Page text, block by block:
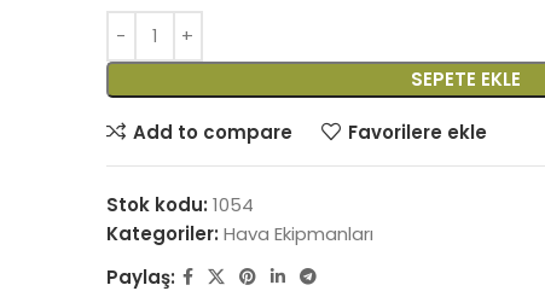
SEPETE EKLE
Add to compare Favorilere ekle
Stok kodu: 1054
Kategoriler: Hava Ekipmanları
Paylaş: